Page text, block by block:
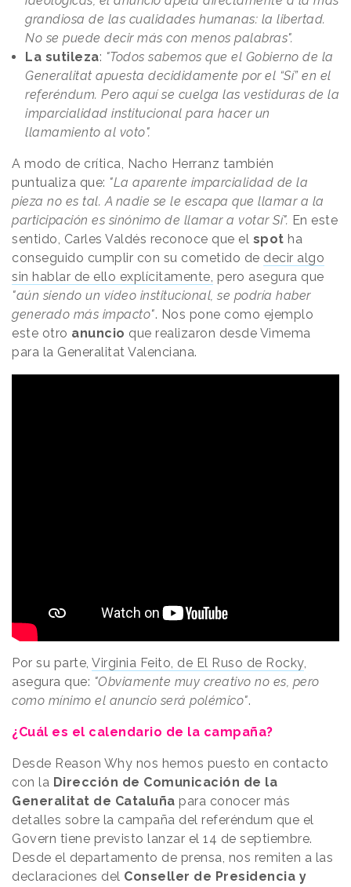
grandiosa de las cualidades humanas: la libertad.
No se puede decir más con menos palabras".
La sutileza: "Todos sabemos que el Gobierno de la
Generalitat apuesta decididamente por el “Sí” en el
referéndum. Pero aquí se cuelga las vestiduras de la
imparcialidad institucional para hacer un
llamamiento al voto".
A modo de crítica, Nacho Herranz también
puntualiza que: "La aparente imparcialidad de la
pieza no es tal. A nadie se le escapa que llamar a la
participación es sinónimo de llamar a votar Sí". En este
sentido, Carles Valdés reconoce que el spot ha
conseguido cumplir con su cometido de decir algo
sin hablar de ello explícitamente, pero asegura que
"aún siendo un vídeo institucional, se podría haber
generado más impacto". Nos pone como ejemplo
este otro anuncio que realizaron desde Vimema
para la Generalitat Valenciana.
Por su parte, Virginia Feito, de El Ruso de Rocky,
asegura que: "Obviamente muy creativo no es, pero
como mínimo el anuncio será polémico".
¿Cuál es el calendario de la campaña?
Desde Reason Why nos hemos puesto en contacto
con la Dirección de Comunicación de la
Generalitat de Cataluña para conocer más
detalles sobre la campaña del referéndum que el
Govern tiene previsto lanzar el 14 de septiembre.
Desde el departamento de prensa, nos remiten a las
declaraciones del Conseller de Presidencia y